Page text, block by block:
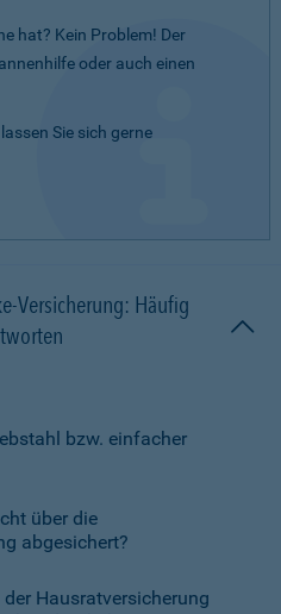
hat? Kein Problem! Der
oder auch einen
Sie sich gerne
Versicherung: Häufig
bzw. einfacher
über die
abgesichert?
Hausratversicherung